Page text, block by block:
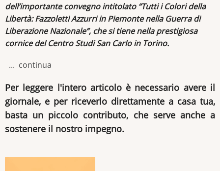
dell’importante convegno intitolato “Tutti i Colori della
Libertà: Fazzoletti Azzurri in Piemonte nella Guerra di
Liberazione Nazionale”, che si tiene nella prestigiosa
cornice del Centro Studi San Carlo in Torino.
... continua
Per leggere l'intero articolo è necessario avere il
giornale, e per riceverlo direttamente a casa tua,
basta un piccolo contributo, che serve anche a
sostenere il nostro impegno.